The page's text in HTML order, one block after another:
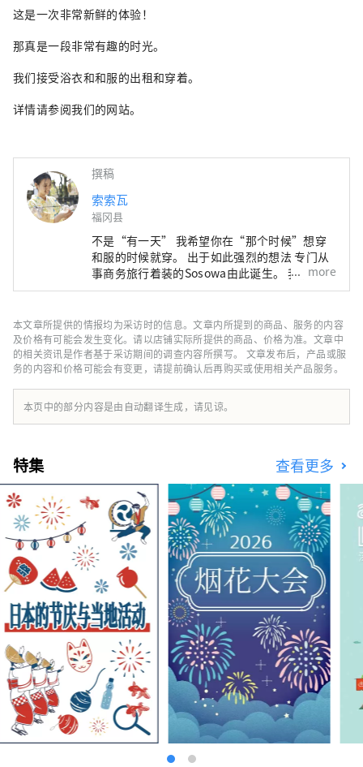
这是一次非常新鲜的体验！
那真是一段非常有趣的时光。
我们接受浴衣和和服的出租和穿着。
详情请参阅我们的网站。
撰稿
索索瓦
福冈县
不是“有一天” 我希望你在“那个时候”想穿
和服的时候就穿。 出于如此强烈的想法 专门从
事商务旅行着装的Sosowa由此诞生。 我们会在
您的家中（主要是福冈市）为您提供服装。 与
。 。 就像选择衣柜里的第一件衣服一样 请选择
和服。 ●和服出租 ●浴衣租赁 ●和服穿着课程
●和服护理机构
more
本文章所提供的情报均为采访时的信息。文章内所提到的商品、服务的内容
及价格有可能会发生变化。请以店铺实际所提供的商品、价格为准。文章中
的相关资讯是作者基于采访期间的调查内容所撰写。 文章发布后，产品或服
务的内容和价格可能会有变更，请提前确认后再购买或使用相关产品服务。
本页中的部分内容是由自动翻译生成，请见谅。
特集 查看更多